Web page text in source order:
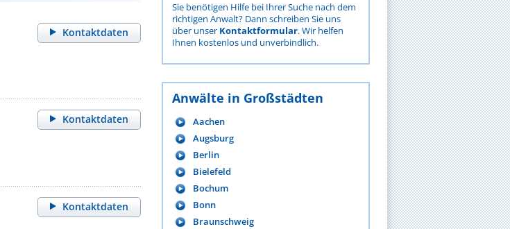
Kontaktdaten
Kontaktdaten
Kontaktdaten
Sie benötigen Hilfe bei Ihrer Suche nach dem
richtigen Anwalt? Dann schreiben Sie uns
über unser Kontaktformular. Wir helfen
Ihnen kostenlos und unverbindlich.
Anwälte in Großstädten
Aachen
Augsburg
Berlin
Bielefeld
Bochum
Bonn
Braunschweig